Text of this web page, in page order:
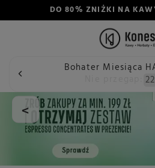
DO 80% ZNIŻKI NA
Bohater Miesiąca
22
<